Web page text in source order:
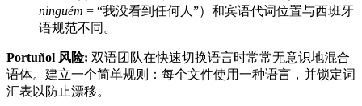
ninguém = “我没看到任何人”）和宾语代词位置与西班牙
语规范不同。
Portuñol 风险: 双语团队在快速切换语言时常常无意识地混合
语体。建立一个简单规则：每个文件使用一种语言，并锁定词
汇表以防止漂移。